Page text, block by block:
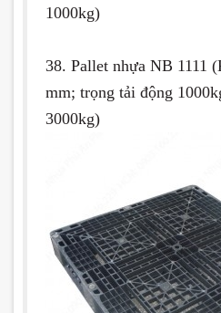
1000kg)
38. Pallet nhựa NB 1111
mm; trọng tải động
3000kg)